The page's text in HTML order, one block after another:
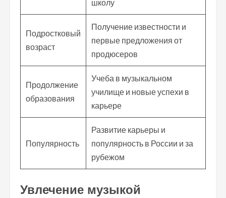
школу
Подростковый
возраст
Получение известности и
первые предложения от
продюсеров
Продолжение
образования
Учеба в музыкальном
училище и новые успехи в
карьере
Популярность
Развитие карьеры и
популярность в России и за
рубежом
Увлечение музыкой